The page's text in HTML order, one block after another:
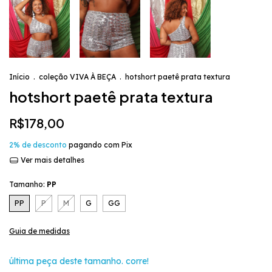
Início . coleção VIVA À BEÇA . hotshort paetê prata textura
hotshort paetê prata textura
R$178,00
2% de desconto pagando com Pix
Ver mais detalhes
Tamanho: PP
PP P M G GG
Guia de medidas
última peça deste tamanho. corre!